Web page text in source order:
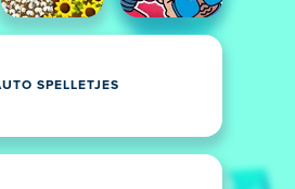
SPELLETJES